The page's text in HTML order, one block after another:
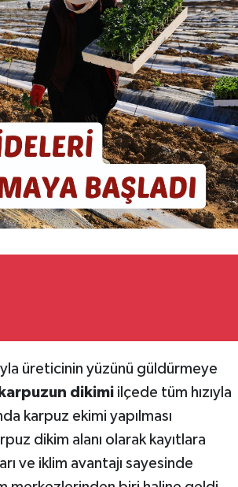
üreticinin yüzünü güldürmeye
karpuzun dikimiilçede tüm hızıyla
karpuz ekimi yapılması
dikim alanı olarak kayıtlara
ve iklim avantajı sayesinde